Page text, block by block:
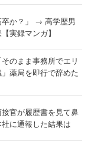
か？」 → 高学歴男
実録マンガ】
のまま事務所でエリ
薬局を即行で辞めた
官が履歴書を見て鼻
に通報した結果は